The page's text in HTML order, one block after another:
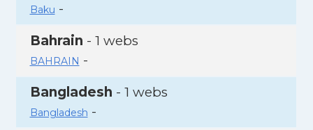
Baku -
Bahrain - 1 webs
BAHRAIN -
Bangladesh - 1 webs
Bangladesh -